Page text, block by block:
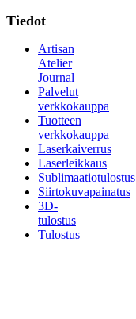
Tiedot
Artisan
Atelier
Journal
Palvelut
verkkokauppa
Tuotteen
verkkokauppa
Laserkaiverrus
Laserleikkaus
Sublimaatiotulostus
Siirtokuvapainatus
3D-
tulostus
Tulostus